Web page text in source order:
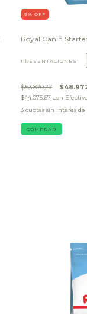
9% OFF
Royal Canin
PRESENTACIONES
$53.870,27
$44.075,67con
3 cuotas sin interés de
COMPRAR